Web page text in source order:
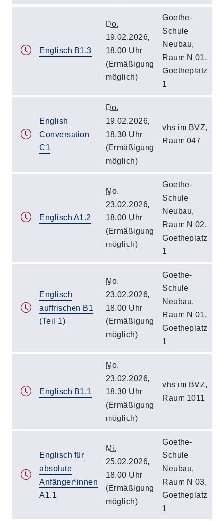
Englisch B1.3
Do.
19.02.2026,
18.00 Uhr
(Ermäßigung
möglich)
Goethe-
Schule
Neubau,
Raum N 01,
Goetheplatz
1
English
Conversation
C1
Do.
19.02.2026,
18.30 Uhr
(Ermäßigung
möglich)
vhs im BVZ,
Raum 047
Englisch A1.2
Mo.
23.02.2026,
18.00 Uhr
(Ermäßigung
möglich)
Goethe-
Schule
Neubau,
Raum N 02,
Goetheplatz
1
Englisch
auffrischen B1
(Teil 1)
Mo.
23.02.2026,
18.00 Uhr
(Ermäßigung
möglich)
Goethe-
Schule
Neubau,
Raum N 01,
Goetheplatz
1
Englisch B1.1
Mo.
23.02.2026,
18.30 Uhr
(Ermäßigung
möglich)
vhs im BVZ,
Raum 1011
Englisch für
absolute
Anfänger*innen
A1.1
Mi.
25.02.2026,
18.00 Uhr
(Ermäßigung
möglich)
Goethe-
Schule
Neubau,
Raum N 03,
Goetheplatz
1